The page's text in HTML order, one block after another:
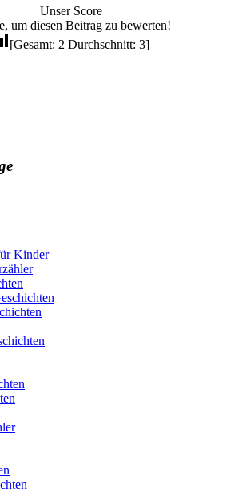
Unser Score
um diesen Beitrag zu bewerten!
[Gesamt: 2 Durchschnitt: 3]
Kinder